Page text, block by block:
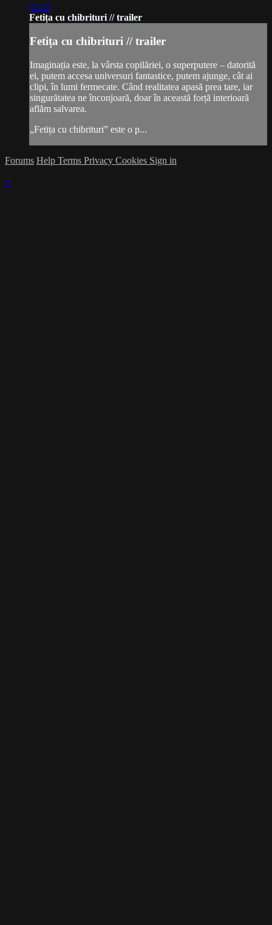
01:02
Fetița cu chibrituri // trailer
Fetița cu chibrituri // trailer
Imaginația este, la vârsta copilăriei, o superputere – datorită
ei, putem accesa universuri fantastice, putem ajunge, cât ai
clipi, în lumi fermecate. Când realitatea apasă prea tare, iar
singurătatea ne înconjoară, doar în această forță interioară
aflăm salvarea.
„Fetița cu chibrituri” este o p...
Forums Help Terms Privacy Cookies Sign in
×